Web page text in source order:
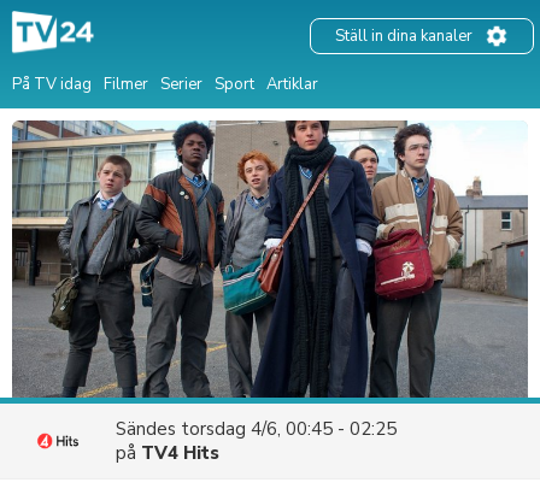
På TV idag Filmer Serier Sport Artiklar
Ställ in dina kanaler
Sändes torsdag 4/6, 00:45 - 02:25
på TV4 Hits